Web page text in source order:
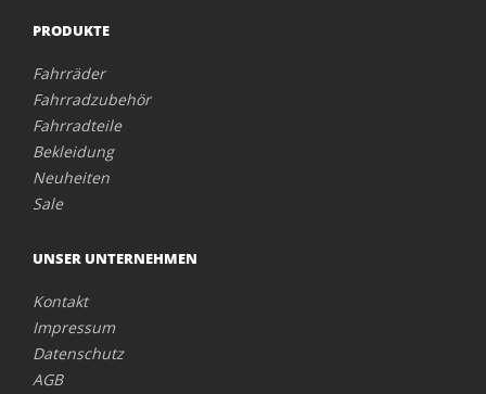
PRODUKTE
Fahrräder
Fahrradzubehör
Fahrradteile
Bekleidung
Neuheiten
Sale
UNSER UNTERNEHMEN
Kontakt
Impressum
Datenschutz
AGB